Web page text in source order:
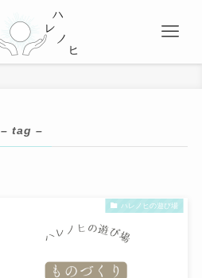
– tag –
ハレノヒの遊び場